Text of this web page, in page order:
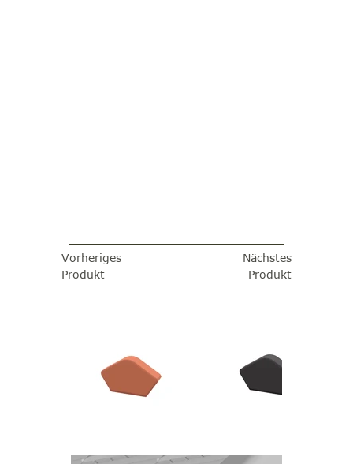
Vorheriges
Produkt
Nächstes
Produkt